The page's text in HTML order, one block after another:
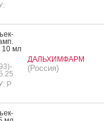
10 мл
Р
ДАЛЬХИМФАРМ
(Россия)